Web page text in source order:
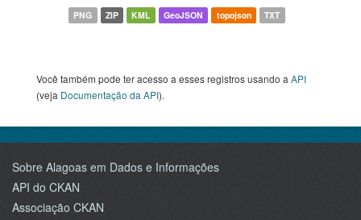
PNG ZIP KML GeoJSON topojson TXT
Você também pode ter acesso a esses registros usando a API
(veja Documentação da API).
Sobre Alagoas em Dados e Informações
API do CKAN
Associação CKAN